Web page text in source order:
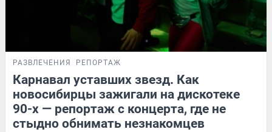
РАЗВЛЕЧЕНИЯ РЕПОРТАЖ
Карнавал уставших звезд. Как
новосибирцы зажигали на дискотеке
90-х — репортаж с концерта, где не
стыдно обнимать незнакомцев